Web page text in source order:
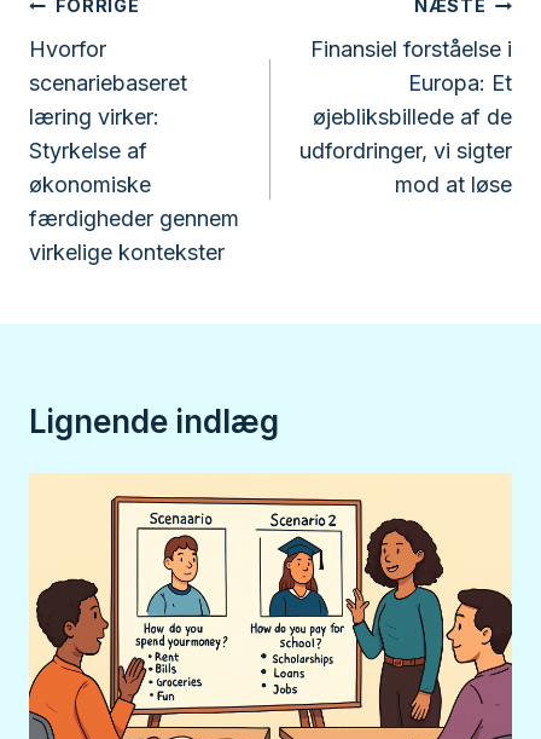
Indlægsnavigation
FORRIGE
Hvorfor
scenariebaseret
læring virker:
Styrkelse af
økonomiske
færdigheder gennem
virkelige kontekster
NÆSTE
Finansiel forståelse i
Europa: Et
øjebliksbillede af de
udfordringer, vi sigter
mod at løse
Lignende indlæg